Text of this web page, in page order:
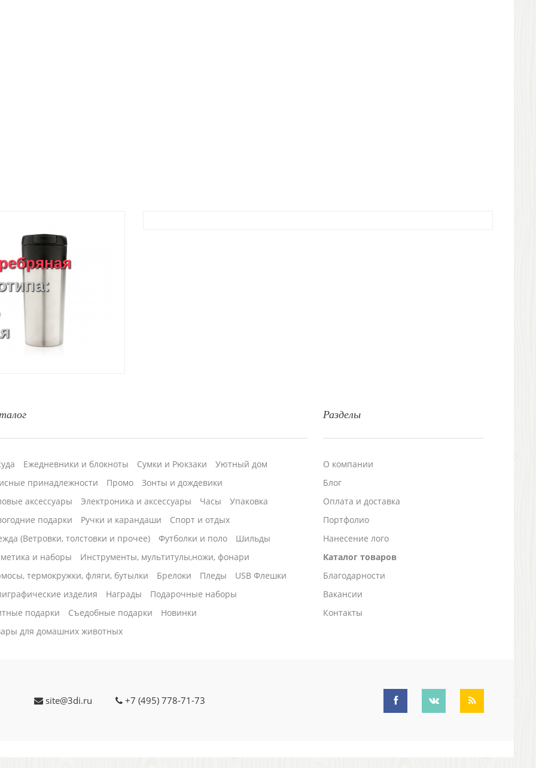
Разделы
О компании
Блог
Оплата и доставка
Портфолио
Нанесение лого
Каталог товаров
Благодарности
Вакансии
Контакты
Ежедневники и блокноты Сумки и Рюкзаки
Уютный дом
принадлежности
Промо
Зонты и дождевики
аксессуары
Электроника и аксессуары Часы
Упаковка
подарки
Ручки и карандаши
Спорт и отдых
(Ветровки, толстовки и прочее)
Футболки и поло
Шильды
и наборы
Инструменты, мультитулы,ножи, фонари
термокружки, фляги, бутылки
Брелоки Пледы
USB Флешки
изделия
Награды
Подарочные наборы
подарки
Cъедобные подарки
Новинки
для домашних животных
site@3di.ru +7 (495) 778-71-73